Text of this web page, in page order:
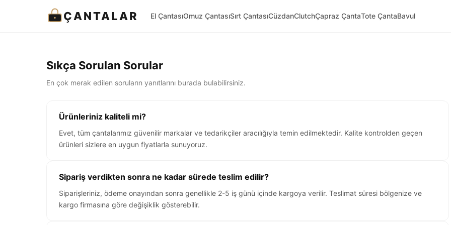
ÇANTALAR El ÇantasıOmuz ÇantasıSırt ÇantasıCüzdanClutchÇapraz ÇantaTote ÇantaBavul
Sıkça Sorulan Sorular
En çok merak edilen soruların yanıtlarını burada bulabilirsiniz.
Ürünleriniz kaliteli mi?
Evet, tüm çantalarımız güvenilir markalar ve tedarikçiler aracılığıyla temin edilmektedir. Kalite kontrolden geçen
ürünleri sizlere en uygun fiyatlarla sunuyoruz.
Sipariş verdikten sonra ne kadar sürede teslim edilir?
Siparişleriniz, ödeme onayından sonra genellikle 2-5 iş günü içinde kargoya verilir. Teslimat süresi bölgenize ve
kargo firmasına göre değişiklik gösterebilir.